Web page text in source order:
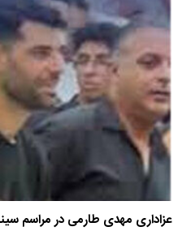
عزاداری مهدی طارمی در مراسم